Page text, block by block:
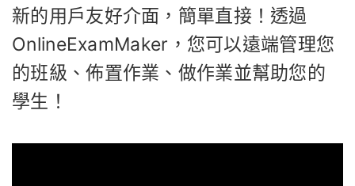
新的用戶友好介面，簡單直接！透過
OnlineExamMaker，您可以遠端管理您
的班級、佈置作業、做作業並幫助您的
學生！